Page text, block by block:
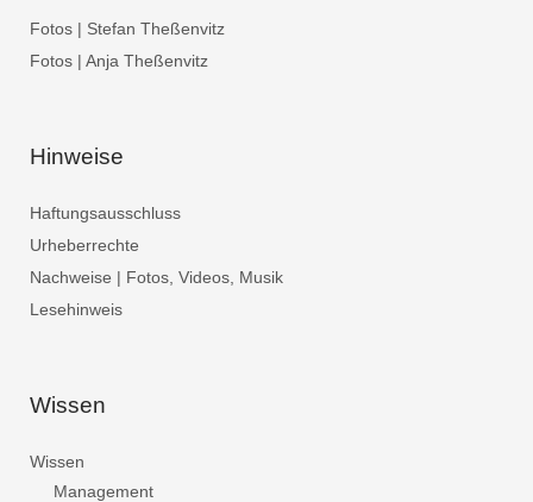
Fotos | Stefan Theßenvitz
Fotos | Anja Theßenvitz
Hinweise
Haftungsausschluss
Urheberrechte
Nachweise | Fotos, Videos, Musik
Lesehinweis
Wissen
Wissen
Management